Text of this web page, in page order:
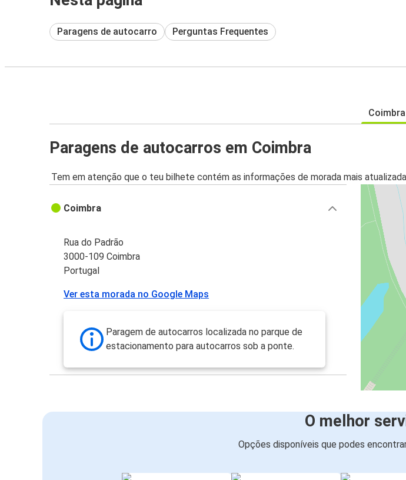
Paragens de autocarro Perguntas Frequentes
Coimbra
Paragens de autocarros em Coimbra
Tem em atenção que o teu bilhete contém as informações de morada mais
Coimbra
Rua do Padrão
3000-109 Coimbra
Portugal
Ver esta morada no Google Maps
Paragem de autocarros localizada no parque de
estacionamento para autocarros sob a ponte.
O melhor
Opções disponíveis que podes